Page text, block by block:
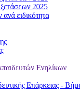
2025
ειδικότητα
Ενηλίκων
Επάρκειας -